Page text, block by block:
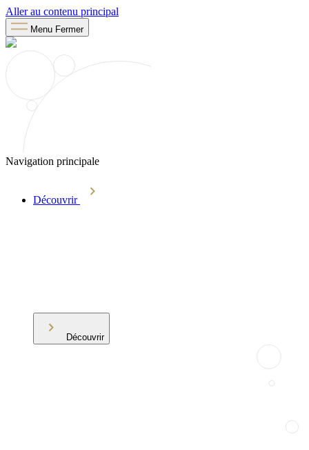
Aller au contenu principal
Menu Fermer
Navigation principale
Découvrir
Découvrir